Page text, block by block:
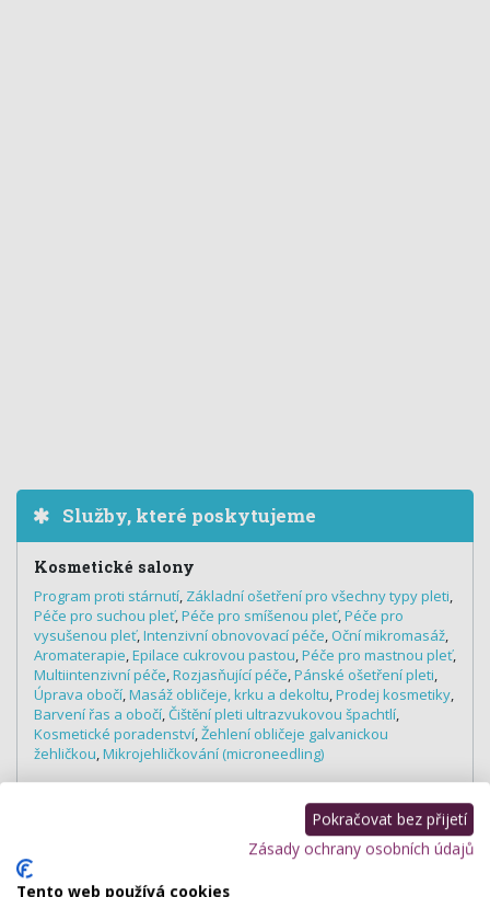
Služby, které poskytujeme
Kosmetické salony
Program proti stárnutí, Základní ošetření pro všechny typy pleti,
Péče pro suchou pleť,Péče pro smíšenou pleť,Péče pro
vysušenou pleť,Intenzivní obnovovací péče, Oční mikromasáž,
Aromaterapie,Epilace cukrovou pastou,Péče pro mastnou pleť,
Multiintenzivní péče,Rozjasňující péče,Pánské ošetření pleti,
Úprava obočí,Masáž obličeje, krku a dekoltu,Prodej kosmetiky,
Barvení řas a obočí,Čištění pleti ultrazvukovou špachtlí,
Kosmetické poradenství,Žehlení obličeje galvanickou
žehličkou,Mikrojehličkování (microneedling)
Pokračovat bez přijetí
Zásady ochrany osobních údajů
Tento web používá cookies